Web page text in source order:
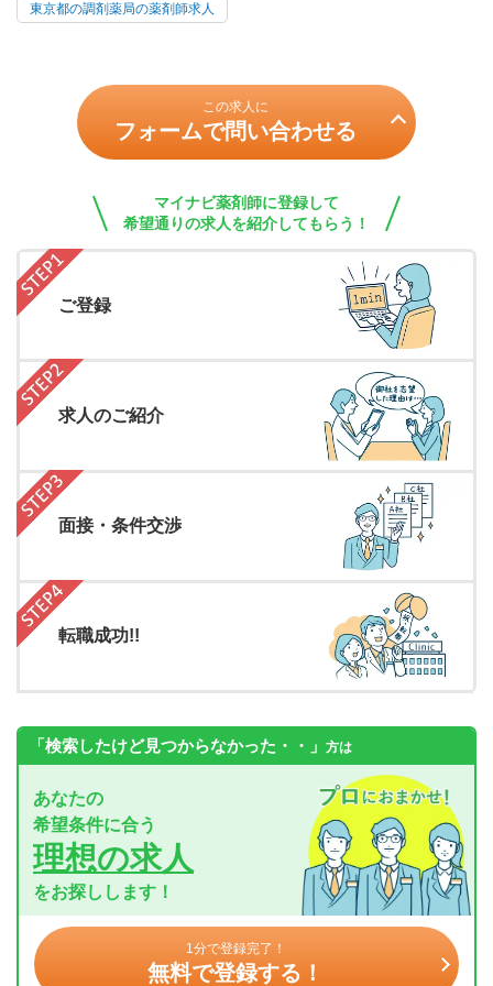
東京都の調剤薬局の薬剤師求人
この求人に
フォームで問い合わせる
マイナビ薬剤師に登録して
希望通りの求人を紹介してもらう！
ご登録
求人のご紹介
面接・条件交渉
転職成功!!
「検索したけど見つからなかった・・」 方は
あなたの
希望条件に合う
理想の求人
をお探しします！
1分で登録完了！
無料で登録する！